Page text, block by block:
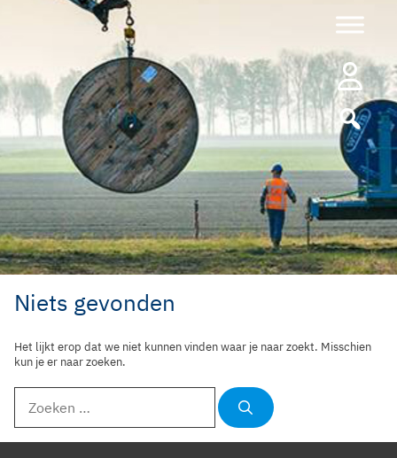
Niets gevonden
Het lijkt erop dat we niet kunnen vinden waar je naar zoekt. Misschien
kun je er naar zoeken.
naar: